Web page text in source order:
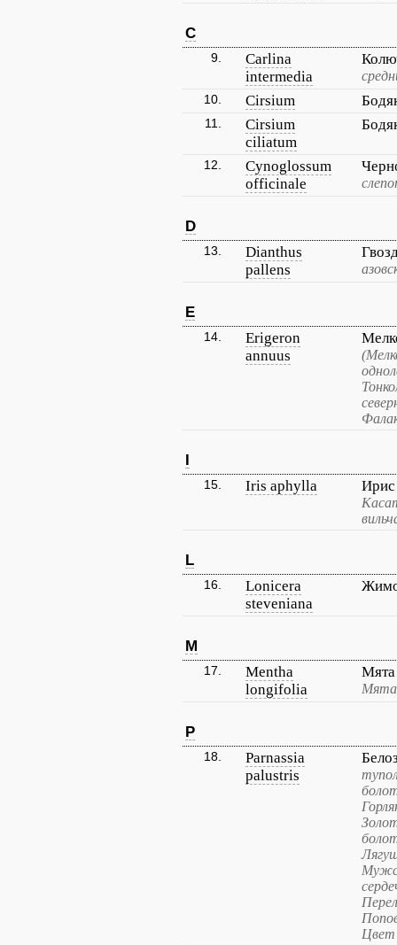
C
9.
Carlina
intermedia
10. Cirsium
11.
Cirsium
ciliatum
12.
Cynoglossum
officinale
D
13.
Dianthus
pallens
E
14.
Erigeron
annuus
I
15. Iris aphylla Ирис
L
16.
Lonicera
steveniana
M
17.
Mentha
longifolia
Мята
Мята
P
18.
Parnassia
palustris